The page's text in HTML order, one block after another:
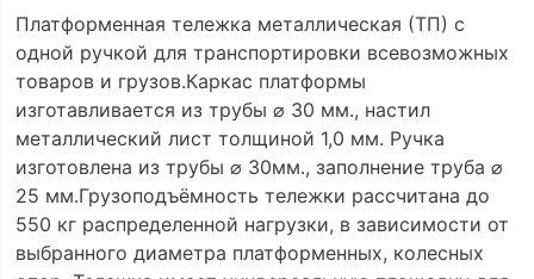
Платформенная тележка металлическая (ТП) с
одной ручкой для транспортировки всевозможных
товаров и грузов.Каркас платформы
изготавливается из трубы ⌀ 30 мм., настил
металлический лист толщиной 1,0 мм. Ручка
изготовлена из трубы ⌀ 30мм., заполнение труба ⌀
25 мм.Грузоподъёмность тележки рассчитана до
550 кг распределенной нагрузки, в зависимости от
выбранного диаметра платформенных, колесных